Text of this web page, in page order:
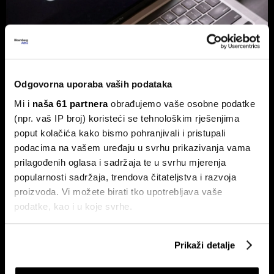
Odgovorna uporaba vaših podataka
Mi i naša 61 partneraobrađujemo vaše osobne podatke
(npr. vaš IP broj) koristeći se tehnološkim rješenjima
poput kolačića kako bismo pohranjivali i pristupali
podacima na vašem uređaju u svrhu prikazivanja vama
prilagođenih oglasa i sadržaja te u svrhu mjerenja
popularnosti sadržaja, trendova čitateljstva i razvoja
proizvoda. Vi možete birati tko upotrebljava vaše
podatke, kao i u koje svrhe.
Prikupljati podatke o vašoj geografskoj lokaciji,
koji mogu biti precizni do radijusa od nekoliko metara
Prikaži detalje
partnerskoj mreži - Tehnologija je
globalna, ali biznis je lokalan
Za partnere nije ključno samo tehničko znanje, već
stvaranje mjerljivog poslovnog rezultata.
sada mora digitalizirati
nove klase Xijevih 'štrebera' koji